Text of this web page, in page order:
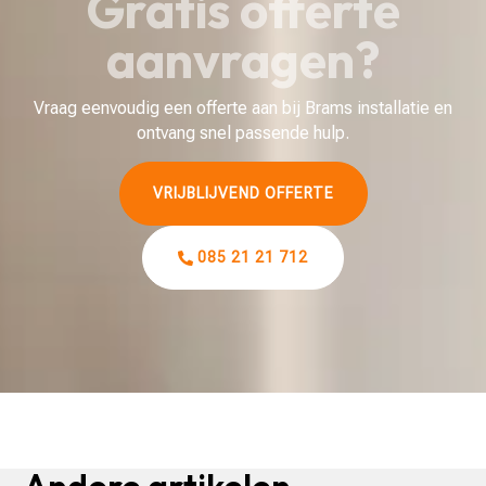
aanvragen?
Vraag eenvoudig een offerte aan bij Brams installatie en
ontvang snel passende hulp.
VRIJBLIJVEND OFFERTE
085 21 21 712